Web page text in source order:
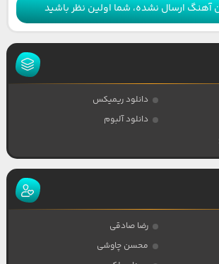
آهنگ ارسال نشده، شما اولین نظر باشید
دانلود ریمیکس
دانلود آلبوم
رضا صادقی
محسن چاوشی